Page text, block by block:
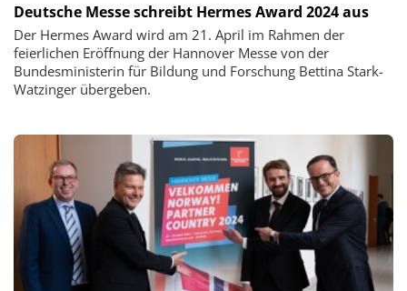
Deutsche Messe schreibt Hermes Award 2024 aus
Der Hermes Award wird am 21. April im Rahmen der
feierlichen Eröffnung der Hannover Messe von der
Bundesministerin für Bildung und Forschung Bettina Stark-
Watzinger übergeben.